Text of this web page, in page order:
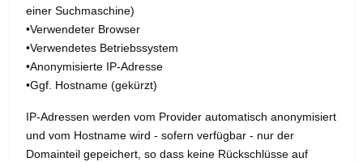
einer Suchmaschine)
•Verwendeter Browser
•Verwendetes Betriebssystem
•Anonymisierte IP-Adresse
•Ggf. Hostname (gekürzt)
IP-Adressen werden vom Provider automatisch anonymisiert
und vom Hostname wird - sofern verfügbar - nur der
Domainteil gepeichert, so dass keine Rückschlüsse auf